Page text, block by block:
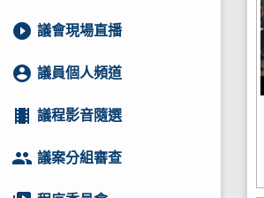
play_circle_filled 議會現場直播
account_circle 議員個人頻道
local_movies 議程影音隨選
group 議案分組審查